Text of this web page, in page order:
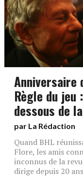
Anniversaire
Règle du jeu
dessous de
par La Rédaction
Quand BHL
Flore, les amis
inconnus de la
dirige depuis 20